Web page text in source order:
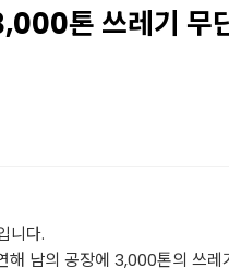
톤 쓰레기 무
니다.
남의 공장에 3,000톤의 쓰